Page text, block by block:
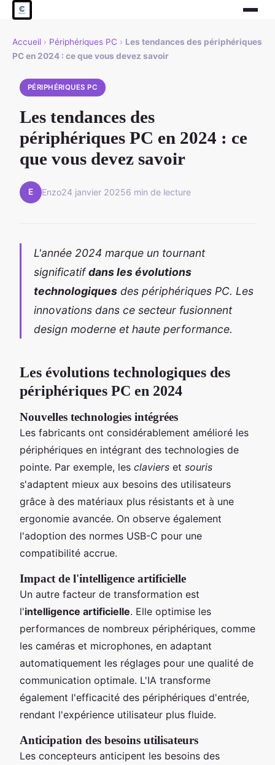
Accueil › Périphériques PC › Les tendances des périphériques
PC en 2024 : ce que vous devez savoir
PÉRIPHÉRIQUES PC
Les tendances des
périphériques PC en 2024 : ce
que vous devez savoir
E Enzo24 janvier 20256 min de lecture
L'année 2024 marque un tournant
significatifdans les évolutions
technologiques des périphériques PC. Les
innovations dans ce secteur fusionnent
design moderne et haute performance.
Les évolutions technologiques des
périphériques PC en 2024
Nouvelles technologies intégrées
Les fabricants ont considérablement amélioré les
périphériques en intégrant des technologies de
pointe. Par exemple, les claviers et souris
s'adaptent mieux aux besoins des utilisateurs
grâce à des matériaux plus résistants et à une
ergonomie avancée. On observe également
l'adoption des normes USB-C pour une
compatibilité accrue.
Impact de l'intelligence artificielle
Un autre facteur de transformation est
l'intelligence artificielle. Elle optimise les
performances de nombreux périphériques, comme
les caméras et microphones, en adaptant
automatiquement les réglages pour une qualité de
communication optimale. L'IA transforme
également l'efficacité des périphériques d'entrée,
rendant l'expérience utilisateur plus fluide.
Anticipation des besoins utilisateurs
Les concepteurs anticipent les besoins des